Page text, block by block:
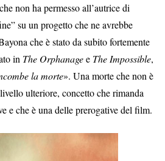
non ha permesso all’autrice di
su un progetto che ne avrebbe
che è stato da subito fortemente
in The Orphanagee The Impossible,
la morte». Una morte che non è
ulteriore, concetto che rimanda
e che è una delle prerogative del film.